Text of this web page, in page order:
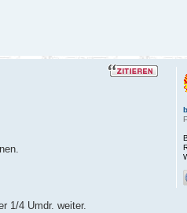
1/4 Umdr. weiter.